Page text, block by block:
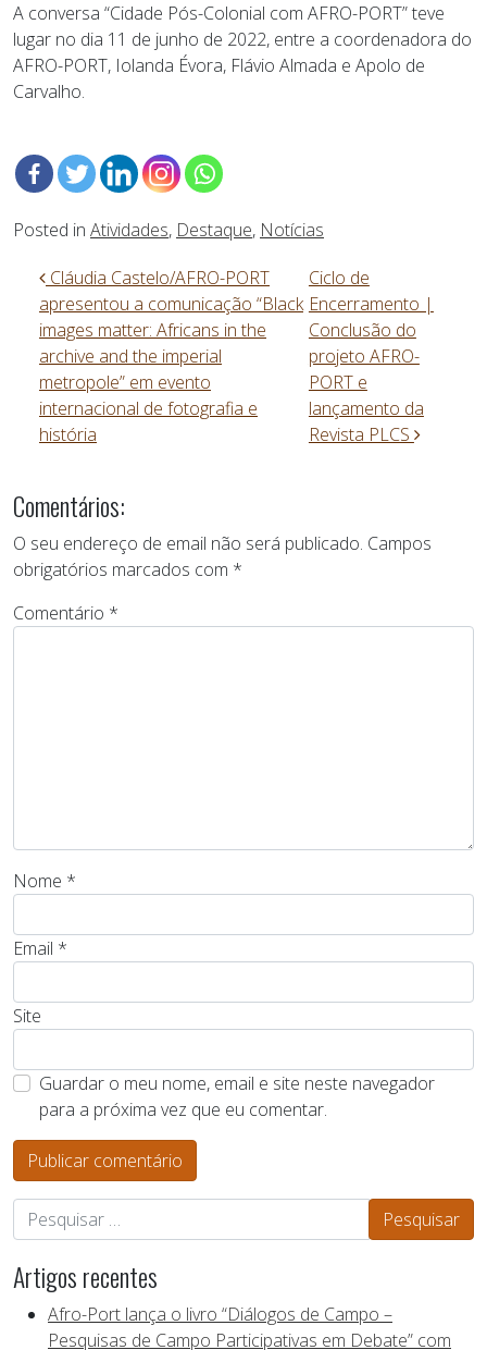
A conversa “Cidade Pós-Colonial com AFRO-PORT” teve
lugar no dia 11 de junho de 2022, entre a coordenadora do
AFRO-PORT, Iolanda Évora, Flávio Almada e Apolo de
Carvalho.
Posted in Atividades, Destaque, Notícias
Navegação nos Posts
Cláudia Castelo/AFRO-PORT
apresentou a comunicação “Black
images matter: Africans in the
archive and the imperial
metropole” em evento
internacional de fotografia e
história
Ciclo de
Encerramento |
Conclusão do
projeto AFRO-
PORT e
lançamento da
Revista PLCS
Comentários:
O seu endereço de email não será publicado. Campos
obrigatórios marcados com *
Comentário *
Nome *
Email *
Site
Guardar o meu nome, email e site neste navegador
para a próxima vez que eu comentar.
Pesquisar por:
Artigos recentes
Afro-Port lança o livro “Diálogos de Campo –
Pesquisas de Campo Participativas em Debate” com